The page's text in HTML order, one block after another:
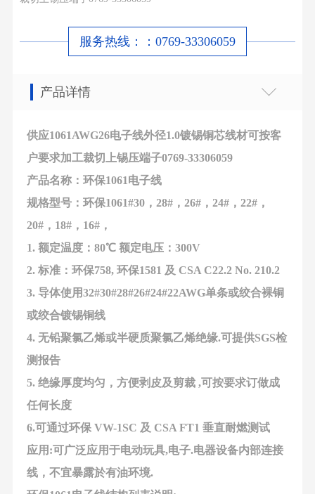
服务热线：：0769-33306059
产品详情
供应1061AWG26电子线外径1.0镀锡铜芯线材可按客
户要求加工裁切上锡压端子0769-33306059
产品名称：环保1061电子线
规格型号：环保1061#30，28#，26#，24#，22#，
20#，18#，16#，
1. 额定温度：80℃ 额定电压：300V
2. 标准：环保758, 环保1581 及 CSA C22.2 No. 210.2
3. 导体使用32#30#28#26#24#22AWG单条或绞合裸铜
或绞合镀锡铜线
4. 无铅聚氯乙烯或半硬质聚氯乙烯绝缘.可提供SGS检
测报告
5. 绝缘厚度均匀，方便剥皮及剪裁 ,可按要求订做成
任何长度
6.可通过环保 VW-1SC 及 CSA FT1 垂直耐燃测试
应用:可广泛应用于电动玩具,电子.电器设备内部连接
线，不宜暴露於有油环境.